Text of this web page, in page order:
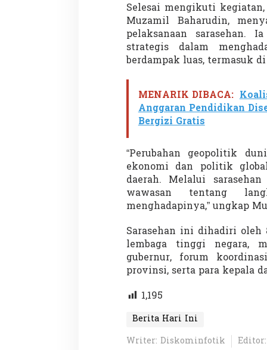
Selesai mengikuti
Muzamil Baharudin,
pelaksanaan sarasehan.
strategis dalam
berdampak luas, termasuk
MENARIK DIBACA:
Anggaran Pendidikan
Bergizi Gratis
“Perubahan geopolitik
ekonomi dan politik
daerah. Melalui
wawasan tentang
menghadapinya,” ungkap
Sarasehan ini dihadiri
lembaga tinggi negara,
gubernur, forum
provinsi, serta para kepala
1,195
Berita Hari Ini
Writer: Diskominfotik
Demonstrasi Gen-Z Guncang
Setelah Gedung Parlemen Dibakar
Menteri Nusron:
Cegah Konflik